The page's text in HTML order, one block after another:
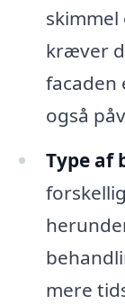
kræver
facaden
også
Type af
mere